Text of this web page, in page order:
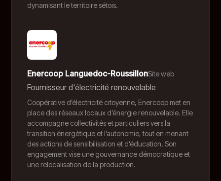
dynamisant le territoire sétois.
Enercoop Languedoc-RoussillonSite web
Fournisseur d'électricité renouvelable
Coopérative d’électricité citoyenne, Enercoop met en
place des réseaux locaux d’énergie renouvelable. Elle
accompagne collectivités et particuliers vers la
transition énergétique et l’autonomie, tout en menant
des actions de sensibilisation et d’éducation. Son
engagement vise une gouvernance démocratique et
une relocalisation de la production.